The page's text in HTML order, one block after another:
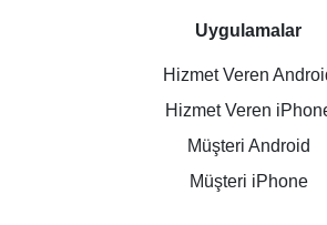
Uygulamalar
Hizmet Veren
Hizmet Veren
Müşteri Android
Müşteri iPhone